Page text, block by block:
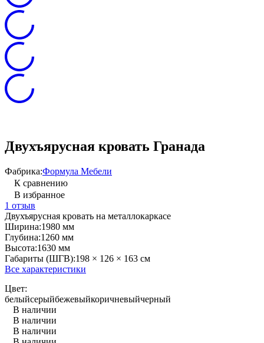
Двухъярусная кровать Гранада
Фабрика:Формула Мебели
К сравнению
В избранное
1 отзыв
Двухъярусная кровать на металлокаркасе
Ширина:1980 мм
Глубина:1260 мм
Высота:1630 мм
Габариты (ШГВ):198 × 126 × 163 см
Все характеристики
Цвет:
белыйсерыйбежевыйкоричневыйчерный
В наличии
В наличии
В наличии